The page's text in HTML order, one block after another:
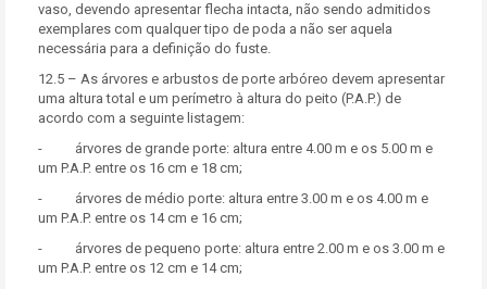
vaso, devendo apresentar flecha intacta, não sendo admitidos
exemplares com qualquer tipo de poda a não ser aquela
necessária para a definição do fuste.
12.5 – As árvores e arbustos de porte arbóreo devem apresentar
uma altura total e um perímetro à altura do peito (P.A.P.) de
acordo com a seguinte listagem:
- árvores de grande porte: altura entre 4.00 m e os 5.00 m e
um P.A.P. entre os 16 cm e 18 cm;
- árvores de médio porte: altura entre 3.00 m e os 4.00 m e
um P.A.P. entre os 14 cm e 16 cm;
- árvores de pequeno porte: altura entre 2.00 m e os 3.00 m e
um P.A.P. entre os 12 cm e 14 cm;